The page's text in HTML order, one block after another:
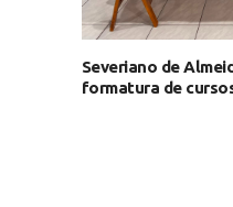
Severiano de
formatura de